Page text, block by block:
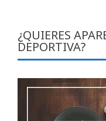
¿QUIERES
DEPORTIVA?